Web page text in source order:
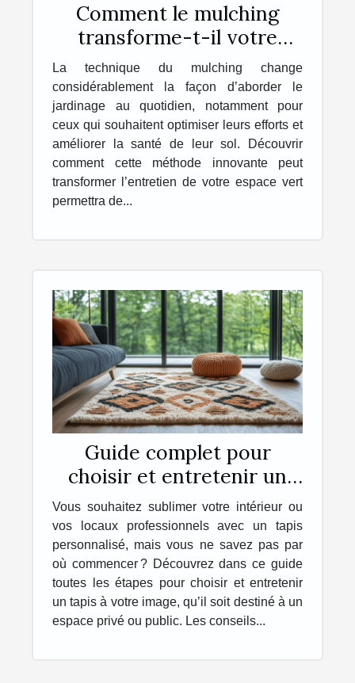
Comment le mulching
transforme-t-il votre
jardinage quotidien ?
La technique du mulching change
considérablement la façon d’aborder le
jardinage au quotidien, notamment pour
ceux qui souhaitent optimiser leurs efforts et
améliorer la santé de leur sol. Découvrir
comment cette méthode innovante peut
transformer l’entretien de votre espace vert
permettra de...
Guide complet pour
choisir et entretenir un
tapis personnalisé
Vous souhaitez sublimer votre intérieur ou
vos locaux professionnels avec un tapis
personnalisé, mais vous ne savez pas par
où commencer ? Découvrez dans ce guide
toutes les étapes pour choisir et entretenir
un tapis à votre image, qu’il soit destiné à un
espace privé ou public. Les conseils...